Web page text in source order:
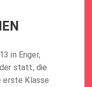
in Enger,
statt, die
erste Klasse